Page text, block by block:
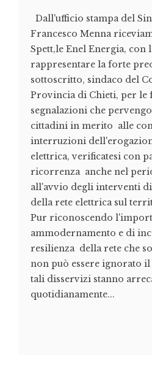
Dall'ufficio stampa del
Francesco Menna
Spett,le Enel Energia, con
rappresentare la forte
sottoscritto, sindaco del
Provincia di Chieti, per le
segnalazioni che
cittadini in merito alle
interruzioni
elettrica, verificatesi con
ricorrenza anche nel
all'avvio degli interventi
della rete elettrica sul
Pur riconoscendo
ammodernamento e di
resilienza della rete che
non può essere ignorato
tali disservizi stanno
quotidianamente...